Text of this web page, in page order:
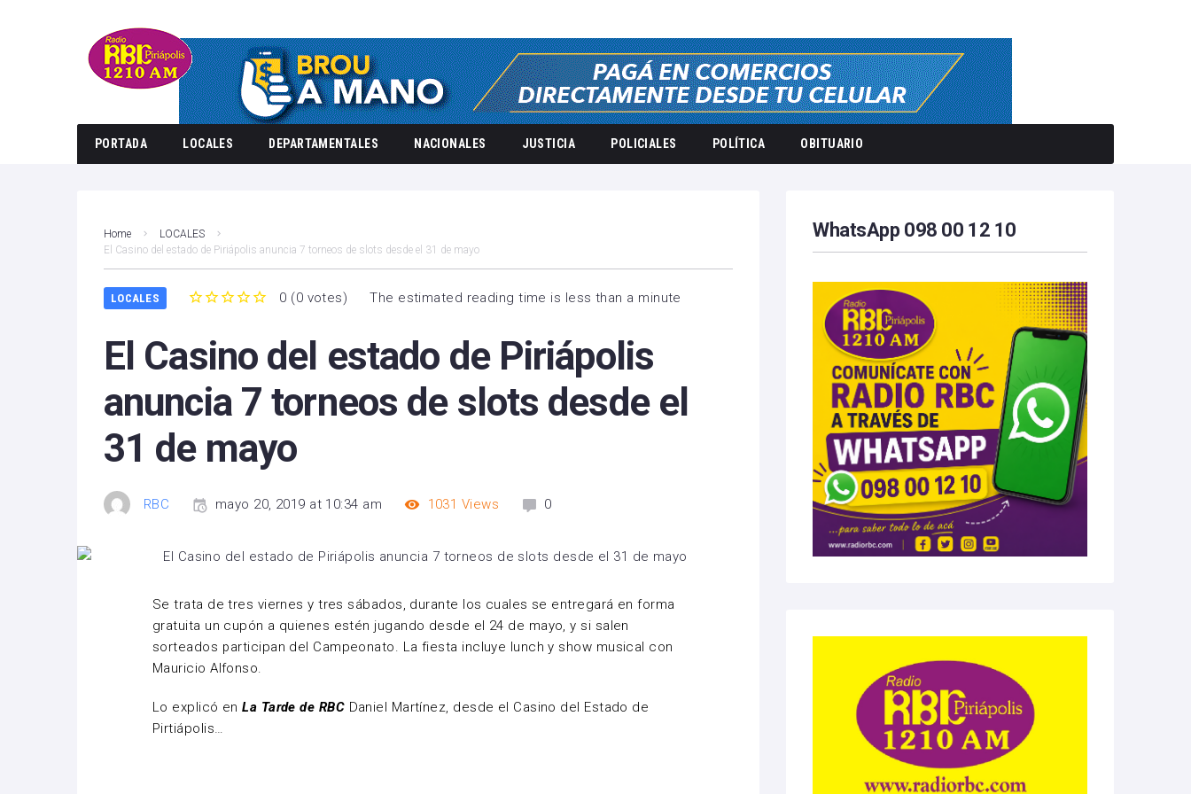
PORTADA LOCALES DEPARTAMENTALES NACIONALES JUSTICIA POLICIALES POLÍTICA OBITUARIO
Home
LOCALES
El Casino del estado de Piriápolis anuncia 7 torneos de slots desde el 31 de mayo
LOCALES 0 (0 votes) The estimated reading time is less than a minute
El Casino del estado de Piriápolis
anuncia 7 torneos de slots desde el
31 de mayo
RBC mayo 20, 2019 at 10:34 am 1031 Views 0
Se trata de tres viernes y tres sábados, durante los cuales se entregará en forma
gratuita un cupón a quienes estén jugando desde el 24 de mayo, y si salen
sorteados participan del Campeonato. La fiesta incluye lunch y show musical con
Mauricio Alfonso.
Lo explicó enLa Tarde de RBC Daniel Martínez, desde el Casino del Estado de
Pirtiápolis…
WhatsApp 098 00 12 10